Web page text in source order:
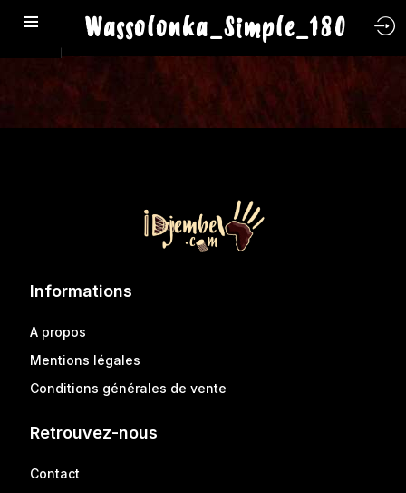
Wassolonka_Simple_180
Informations
A propos
Mentions légales
Conditions générales de vente
Retrouvez-nous
Contact